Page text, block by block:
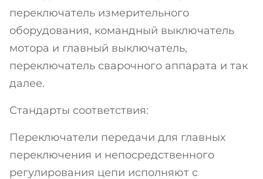
переключатель измерительного
оборудования, командный выключатель
мотора и главный выключатель,
переключатель сварочного аппарата и так
далее.
Стандарты соответствия:
Переключатели передачи для главных
переключения и непосредственного
регулирования цепи исполняют с